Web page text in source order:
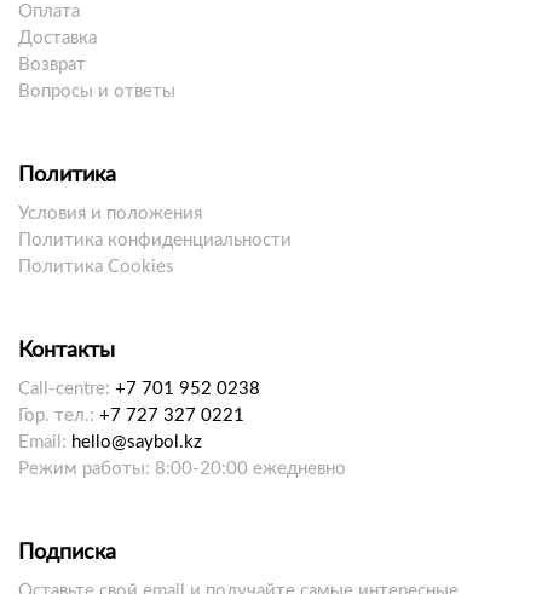
Оплата
Доставка
Возврат
Вопросы и ответы
Политика
Условия и положения
Политика конфиденциальности
Политика Cookies
Контакты
Call-centre: +7 701 952 0238
Гор. тел.: +7 727 327 0221
Email: hello@saybol.kz
Режим работы: 8:00-20:00 ежедневно
Подписка